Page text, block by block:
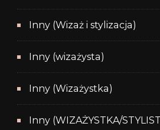
Inny (Wizaż i stylizacja)
Inny (wizażysta)
Inny (Wizażystka)
Inny (WIZAŻYSTKA/